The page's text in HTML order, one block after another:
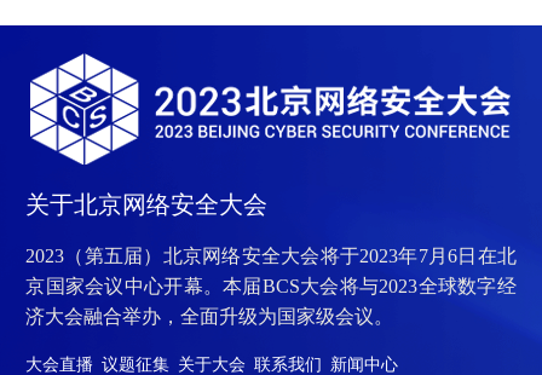
关于北京网络安全大会
2023（第五届）北京网络安全大会将于2023年7月6日在北
京国家会议中心开幕。本届BCS大会将与2023全球数字经
济大会融合举办，全面升级为国家级会议。
大会直播 议题征集 关于大会 联系我们 新闻中心